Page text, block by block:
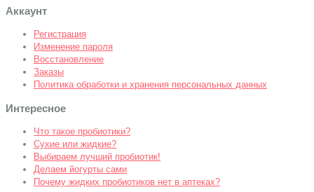
Аккаунт
Регистрация
Изменение пароля
Восстановление
Заказы
Политика обработки и хранения персональных данных
Интересное
Что такое пробиотики?
Сухие или жидкие?
Выбираем лучший пробиотик!
Делаем йогурты сами
Почему жидких пробиотиков нет в аптеках?